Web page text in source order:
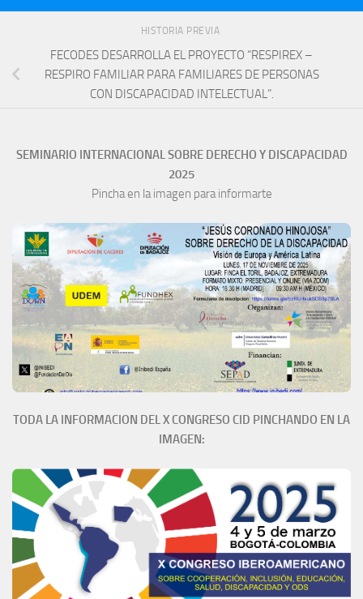
HISTORIA PREVIA
FECODES DESARROLLA EL PROYECTO “RESPIREX –
RESPIRO FAMILIAR PARA FAMILIARES DE PERSONAS
CON DISCAPACIDAD INTELECTUAL”.
SEMINARIO INTERNACIONAL SOBRE DERECHO Y DISCAPACIDAD
2025
Pincha en la imagen para informarte
TODA LA INFORMACION DEL X CONGRESO CID PINCHANDO EN LA
IMAGEN: